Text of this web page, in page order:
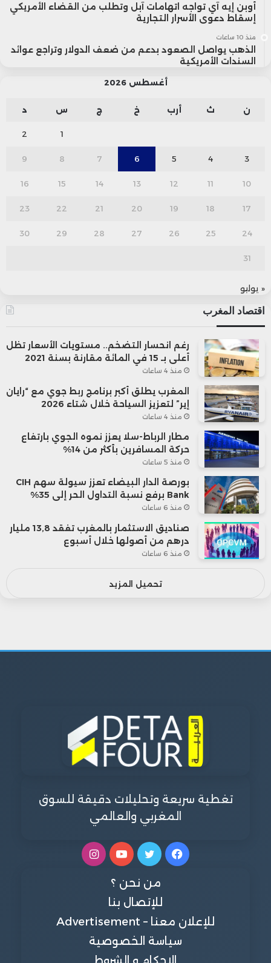
أوبن إيه آي تواجه اتهامات آبل وتطلب من القضاء الأمريكي
إسقاط دعوى الأسرار التجارية
منذ 10 ساعات
الذهب يواصل الصعود بدعم من ضعف الدولار وتراجع عوائد
السندات الأمريكية
أغسطس 2026
ن ث أرب خ ج س د
1
2
3
4
5
6
7
8
9
10
11
12
13
14
15
16
17
18
19
20
21
22
23
24
25
26
27
28
29
30
31
« يوليو
اقتصاد المغرب
رغم انحسار التضخم.. مستويات الأسعار تظل
أعلى بـ 15 في المائة مقارنة بسنة 2021
منذ 4 ساعات
المغرب يطلق أكبر برنامج ربط جوي مع “رايان
إير” لتعزيز السياحة خلال شتاء 2026
منذ 4 ساعات
مطار الرباط-سلا يعزز نموه الجوي بارتفاع
حركة المسافرين بأكثر من 14%
منذ 5 ساعات
بورصة الدار البيضاء تعزز سيولة سهم CIH
Bank برفع نسبة التداول الحر إلى 35%
منذ 6 ساعات
صناديق الاستثمار بالمغرب تفقد 13,8 مليار
درهم من أصولها خلال أسبوع
منذ 6 ساعات
تحميل المزيد
تغطية سريعة وتحليلات دقيقة للسوق
المغربي والعالمي
فيسبوكتويتر يوتيوبانستقرام
من نحن ؟
للإتصال بنا
للإعلان معنا – Advertisement
سياسة الخصوصية
الاحكام و الشروط